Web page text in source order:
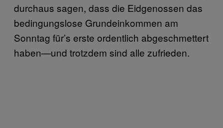
durchaus sagen, dass die Eidgenossen das
bedingungslose Grundeinkommen am
Sonntag für’s erste ordentlich abgeschmettert
haben—und trotzdem sind alle zufrieden.